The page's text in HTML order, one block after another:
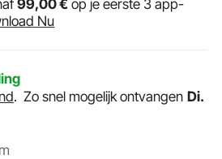
99,00€ op je eerste 3 app-
Nu
.Zo snel mogelijk ontvangen Di.